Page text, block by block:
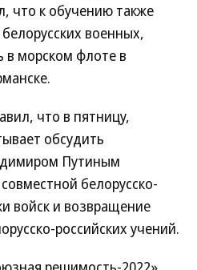
что к обучению также
военных,
в морском флоте в
что в пятницу,
обсудить
Путиным
белорусско-
войск и возвращение
российских учений.